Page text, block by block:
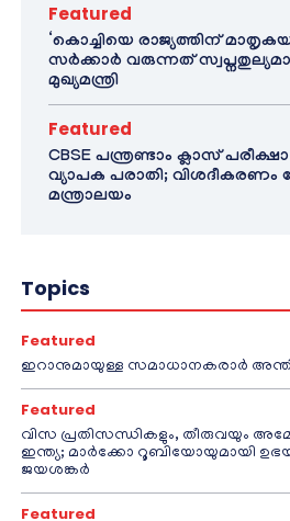
Featured
‘കൊച്ചിയെ രാജ്യത്തിന്
സർക്കാർ വരുന്നത്
മുഖ്യമന്ത്രി
Featured
CBSE പന്ത്രണ്ടാം ക്ലാസ്
വ്യാപക പരാതി; വിശദീകരണം
മന്ത്രാലയം
Topics
Featured
ഇറാനുമായുള്ള സമാധാനകരാർ
Featured
വിസ പ്രതിസന്ധികളും, തീരുവയും
ഇന്ത്യ; മാർക്കോ റൂബിയോയുമായി
ജയശങ്കർ
Featured